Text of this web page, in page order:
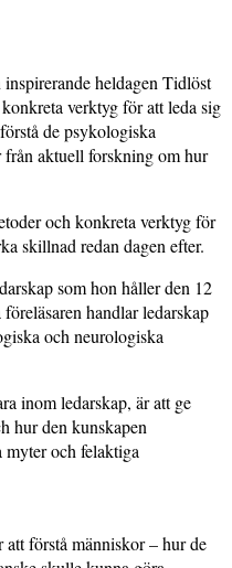
heldagen Tidlöst
verktyg för att leda sig
de psykologiska
aktuell forskning om hur
och konkreta verktyg för
skillnad redan dagen efter.
som hon håller den 12
handlar ledarskap
och neurologiska
inom ledarskap, är att ge
hur den kunskapen
myter och felaktiga
förstå människor – hur de